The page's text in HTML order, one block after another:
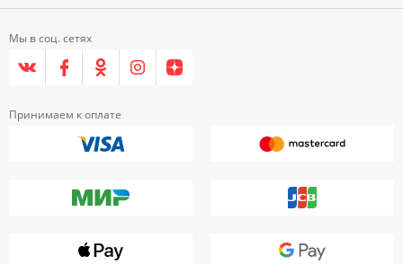
Мы в соц. сетях
Принимаем к оплате